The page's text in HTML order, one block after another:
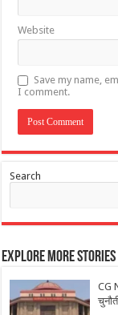
Website
Save my name,
I comment.
Search
Explore More Stories
CG